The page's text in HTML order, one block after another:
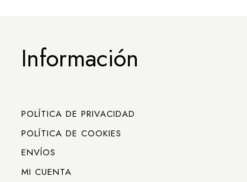
Información
POLÍTICA DE PRIVACIDAD
POLÍTICA DE COOKIES
ENVÍOS
MI CUENTA